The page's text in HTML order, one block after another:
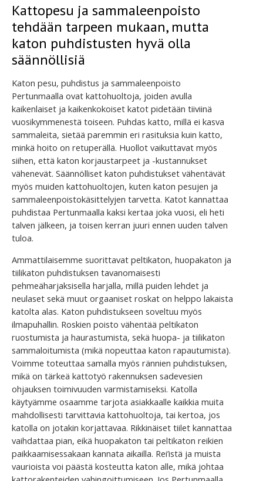
Kattopesu ja sammaleenpoisto
tehdään tarpeen mukaan, mutta
katon puhdistusten hyvä olla
säännöllisiä
Katon pesu, puhdistus ja sammaleenpoisto
Pertunmaalla ovat kattohuoltoja, joiden avulla
kaikenlaiset ja kaikenkokoiset katot pidetään tiiviinä
vuosikymmenestä toiseen. Puhdas katto, millä ei kasva
sammaleita, sietää paremmin eri rasituksia kuin katto,
minkä hoito on retuperällä. Huollot vaikuttavat myös
siihen, että katon korjaustarpeet ja -kustannukset
vähenevät. Säännölliset katon puhdistukset vähentävät
myös muiden kattohuoltojen, kuten katon pesujen ja
sammaleenpoistokäsittelyjen tarvetta. Katot kannattaa
puhdistaa Pertunmaalla kaksi kertaa joka vuosi, eli heti
talven jälkeen, ja toisen kerran juuri ennen uuden talven
tuloa.
Ammattilaisemme suorittavat peltikaton, huopakaton ja
tiilikaton puhdistuksen tavanomaisesti
pehmeäharjaksisella harjalla, millä puiden lehdet ja
neulaset sekä muut orgaaniset roskat on helppo lakaista
katolta alas. Katon puhdistukseen soveltuu myös
ilmapuhallin. Roskien poisto vähentää peltikaton
ruostumista ja haurastumista, sekä huopa- ja tiilikaton
sammaloitumista (mikä nopeuttaa katon rapautumista).
Voimme toteuttaa samalla myös rännien puhdistuksen,
mikä on tärkeä kattotyö rakennuksen sadevesien
ohjauksen toimivuuden varmistamiseksi. Katolla
käytyämme osaamme tarjota asiakkaalle kaikkia muita
mahdollisesti tarvittavia kattohuoltoja, tai kertoa, jos
katolla on jotakin korjattavaa. Rikkinäiset tiilet kannattaa
vaihdattaa pian, eikä huopakaton tai peltikaton reikien
paikkaamisessakaan kannata aikailla. Rei’istä ja muista
vaurioista voi päästä kosteutta katon alle, mikä johtaa